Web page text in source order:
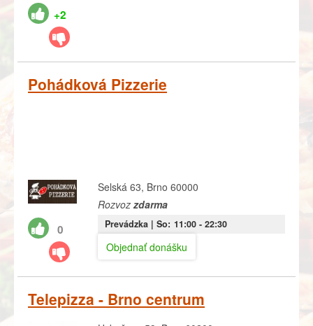
+2
Pohádková Pizzerie
0
Selská 63, Brno 60000
Rozvoz zdarma
Prevádzka | So: 11:00- 22:30
Objednať donášku
Telepizza - Brno centrum